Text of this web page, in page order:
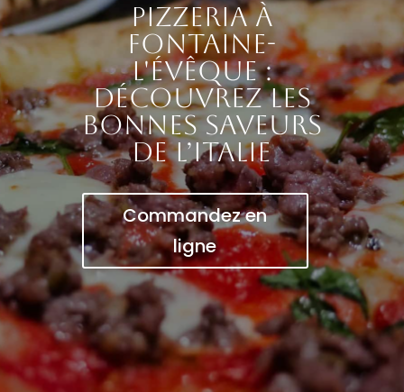
Pizzeria à
Fontaine-
l'Évêque :
découvrez les
bonnes saveurs
de l’Italie
Commandez en
ligne